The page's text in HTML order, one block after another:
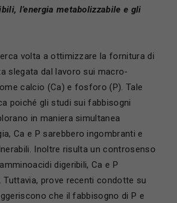
l’energia metabolizzabile e gli
volta a ottimizzare la fornitura di
slegata dal lavoro sui macro-
calcio (Ca) e fosforo (P). Tale
poiché gli studi sui fabbisogni
in maniera simultanea
Ca e P sarebbero ingombranti e
Inoltre risulta un controsenso
digeribili, Ca e P
Tuttavia, prove recenti condotte su
che il fabbisogno di P e